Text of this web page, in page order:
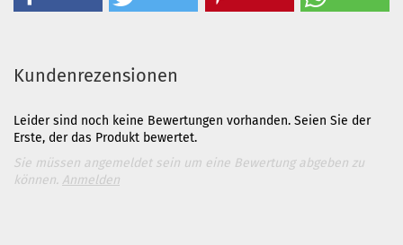
Kundenrezensionen
Leider sind noch keine Bewertungen vorhanden. Seien Sie der
Erste, der das Produkt bewertet.
Sie müssen angemeldet sein um eine Bewertung abgeben zu
können. Anmelden